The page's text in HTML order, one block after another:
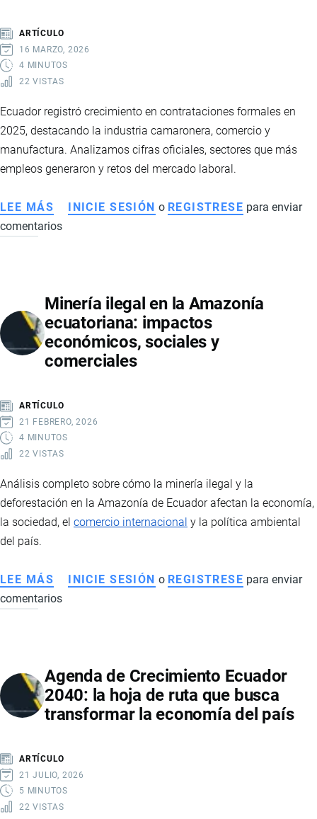
ARTÍCULO
16 MARZO, 2026
4 MINUTOS
22 VISTAS
Ecuador registró crecimiento en contrataciones formales en
2025, destacando la industria camaronera, comercio y
manufactura. Analizamos cifras oficiales, sectores que más
empleos generaron y retos del mercado laboral.
LEE MÁS SOBRE
EVOLUCIÓN
ECUADOR
EN
2025:
CAMARONERAS,
DINAMISMO
DEL
MERCADO
INICIE SESIÓN o REGISTRESE para enviar
comentarios
Minería ilegal en la Amazonía
ecuatoriana: impactos
económicos, sociales y
comerciales
ARTÍCULO
21 FEBRERO, 2026
4 MINUTOS
22 VISTAS
Análisis completo sobre cómo la minería ilegal y la
deforestación en la Amazonía de Ecuador afectan la economía,
la sociedad, el comercio internacional y la política ambiental
del país.
LEE MÁS SOBRE
MINERÍA
AMAZONÍA
ECUATORIANA:
IMPACTOS
Y
COMERCIALES
INICIE SESIÓN o REGISTRESE para enviar
comentarios
Agenda de Crecimiento Ecuador
2040: la hoja de ruta que busca
transformar la economía del país
ARTÍCULO
21 JULIO, 2026
5 MINUTOS
22 VISTAS